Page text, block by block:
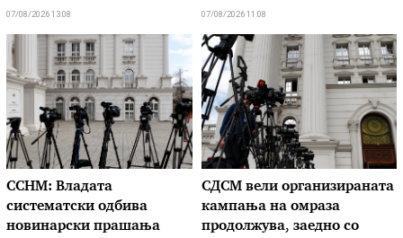
07/08/2026 13:08 07/08/2026 11:08
ССНМ: Владата
систематски одбива
новинарски прашања
СДСМ вели организираната
кампања на омраза
продолжува, заедно со